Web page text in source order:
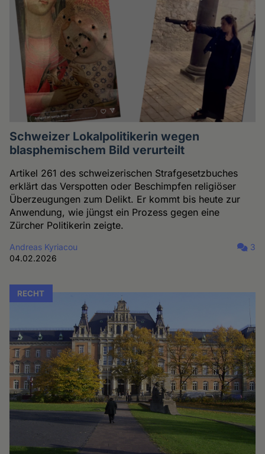
Schweizer Lokalpolitikerin wegen
blasphemischem Bild verurteilt
Artikel 261 des schweizerischen Strafgesetzbuches
erklärt das Verspotten oder Beschimpfen religiöser
Überzeugungen zum Delikt. Er kommt bis heute zur
Anwendung, wie jüngst ein Prozess gegen eine
Zürcher Politikerin zeigte.
Andreas Kyriacou
04.02.2026
3
RECHT